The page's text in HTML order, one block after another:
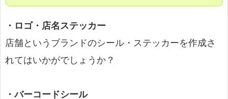
・ロゴ・店名ステッカー
店舗というブランドのシール・ステッカーを作成さ
れてはいかがでしょうか？
・バーコードシール